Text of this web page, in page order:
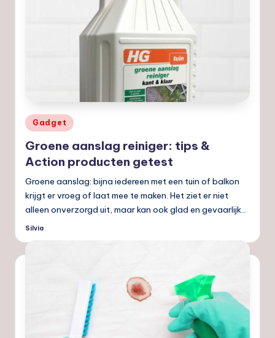
Geplaatst
in
Gadget
Groene aanslag reiniger: tips &
Action producten getest
Groene aanslag: bijna iedereen met een tuin of balkon
krijgt er vroeg of laat mee te maken. Het ziet er niet
alleen onverzorgd uit, maar kan ook glad en gevaarlijk…
Geplaatst
Silvia